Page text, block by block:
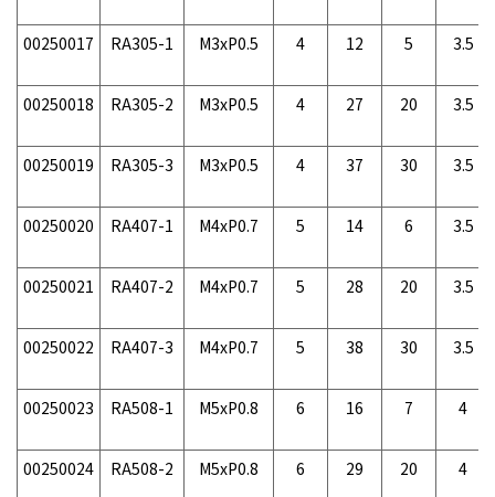
00250017 RA305-1 M3xP0.5 4 12 5 3.5
00250018 RA305-2 M3xP0.5 4 27 20 3.5
00250019 RA305-3 M3xP0.5 4 37 30 3.5
00250020 RA407-1 M4xP0.7 5 14 6 3.5
00250021 RA407-2 M4xP0.7 5 28 20 3.5
00250022 RA407-3 M4xP0.7 5 38 30 3.5
00250023 RA508-1 M5xP0.8 6 16 7 4
00250024 RA508-2 M5xP0.8 6 29 20 4